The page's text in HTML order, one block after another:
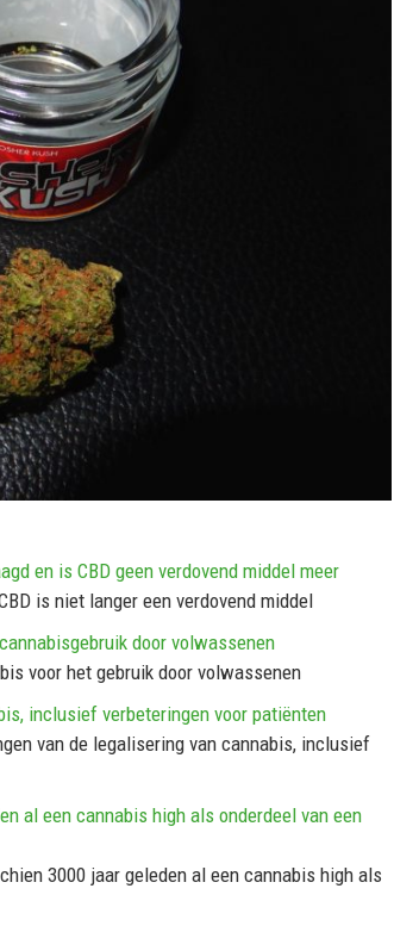
en is CBD geen verdovend middel meer
is niet langer een verdovend middel
door volwassenen
voor het gebruik door volwassenen
inclusief verbeteringen voor patiënten
van de legalisering van cannabis, inclusief
al een cannabis high als onderdeel van een
3000 jaar geleden al een cannabis high als